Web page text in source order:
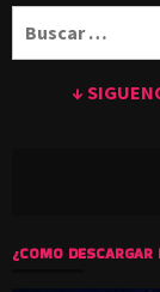
↓
¿COMO